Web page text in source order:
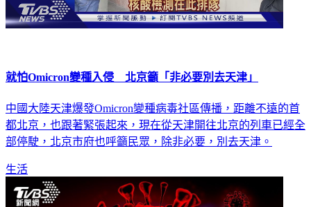
就怕Omicron變種入侵 北京籲「非必要別去天津」
中國大陸天津爆發Omicron變種病毒社區傳播，距離不遠的首
都北京，也跟著緊張起來，現在從天津開往北京的列車已經全
部停駛，北京市府也呼籲民眾，除非必要，別去天津。
生活